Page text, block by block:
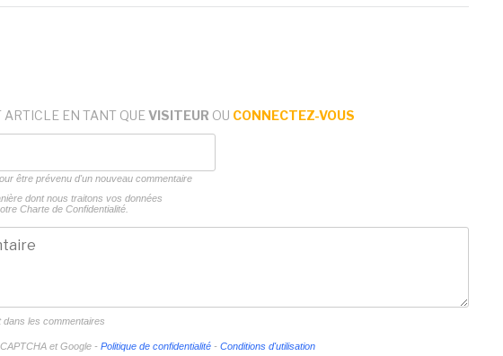
EN TANT QUE VISITEUR OU CONNECTEZ-VOUS
être prévenu d'un nouveau commentaire
dont nous traitons vos données
Charte de Confidentialité.
les commentaires
et Google - Politique de confidentialité - Conditions d'utilisation